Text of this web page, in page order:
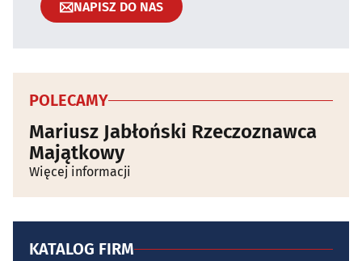
NAPISZ DO NAS
POLECAMY
Mariusz Jabłoński Rzeczoznawca
Majątkowy
Więcej informacji
KATALOG FIRM